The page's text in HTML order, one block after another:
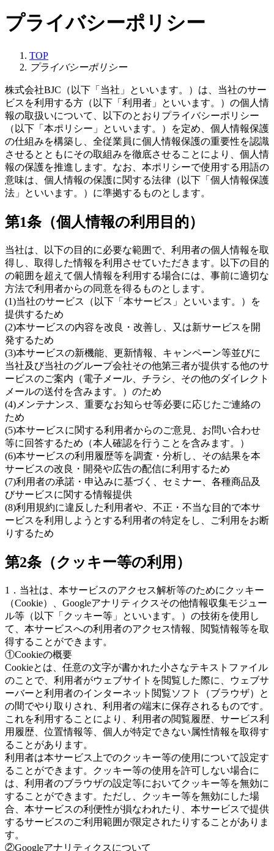
プライバシーポリシー
TOP
プライバシーポリシー
株式会社BJC（以下「当社」といいます。）は、当社のサー
ビスを利用する方（以下「利用者」といいます。）の個人情
報の取扱いについて、以下のとおりプライバシーポリシー
（以下「本ポリシー」といいます。）を定め、個人情報保護
の仕組みを構築し、全従業員に個人情報保護の重要性を認識
させるとともにその取組みを徹底させることにより、個人情
報の保護を推進します。なお、本ポリシーで使用する用語の
意味は、個人情報の保護に関する法律（以下「個人情報保護
法」といいます。）に準拠するものとします。
第1条（個人情報の利用目的）
当社は、以下の目的に必要な範囲で、利用者の個人情報を取
得し、取得した情報を利用させていただきます。以下の目的
の範囲を超えて個人情報を利用する場合には、事前に適切な
方法で利用者からの同意を得るものとします。
(1)当社のサービス（以下「本サービス」といいます。）を
提供するため
(2)本サービスの内容を改良・改善し、又は新サービスを開
発するため
(3)本サービスの新機能、更新情報、キャンペーン等並びに
当社及び当社のグループ会社その他第三者が提供する他のサ
ービスのご案内（電子メール、チラシ、その他のダイレクト
メールの送付を含みます。）のため
(4)メンテナンス、重要なお知らせ等必要に応じたご連絡の
ため
(5)本サービスに関する利用者からのご意見、お問い合わせ
等に回答するため（本人確認を行うことを含みます。）
(6)本サービスの利用履歴等を調査・分析し、その結果を本
サービスの改良・開発や広告の配信に利用するため
(7)利用者の承諾・申込みに基づく、セミナー、各種商品及
びサービスに関する情報提供
(8)利用規約に違反した利用者や、不正・不当な目的で本サ
ービスを利用しようとする利用者の特定をし、ご利用をお断
りするため
第2条（クッキー等の利用）
1．当社は、本サービスのアクセス解析等のためにクッキー
（Cookie）、Googleアナリティクスその他情報収集モジュー
ル等（以下「クッキー等」といいます。）の技術を使用し
て、本サービスへの利用者のアクセス情報、閲覧情報等を取
得することができます。
①Cookieの概要
Cookieとは、任意の文字が書かれた小さなテキストファイル
のことで、利用者がウェブサイトを閲覧した際に、ウェブサ
ーバーと利用者のインターネット閲覧ソフト（ブラウザ）と
の間でやり取りされ、利用者の端末に保存されるものです。
これを利用することにより、利用者の閲覧履歴、サービス利
用履歴、位置情報等、個人が特定できない属性情報を取得す
ることがあります。
利用者は本サービス上でのクッキー等の使用について設定す
ることができます。クッキー等の使用を許可しない場合に
は、利用者のブラウザの設定等においてクッキー等を無効に
することができます。ただし、クッキー等を無効にした場
合、本サービスの利便性が損なわれたり、本サービスで提供
するサービスのご利用範囲が限定されたりすることがありま
す。
②Googleアナリティクスについて